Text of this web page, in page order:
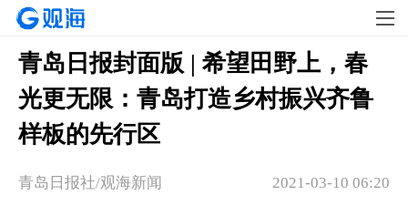
青岛日报封面版 | 希望田野上，春
光更无限：青岛打造乡村振兴齐鲁
样板的先行区
2021-03-10 06:20
青岛日报社/观海新闻